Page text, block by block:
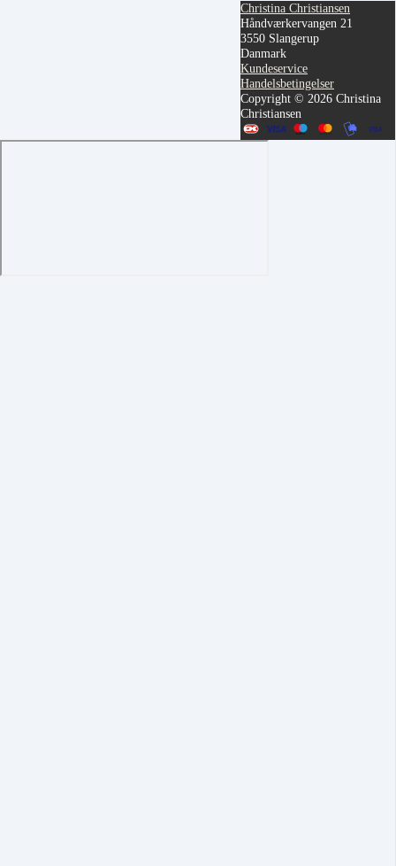
Christina Christiansen
Håndværkervangen 21
3550 Slangerup
Danmark
Kundeservice
Handelsbetingelser
Copyright © 2026 Christina
Christiansen